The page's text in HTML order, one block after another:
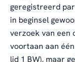
geregistreerd
in beginsel
verzoek van een
voortaan aan
lid 1 BW), maar